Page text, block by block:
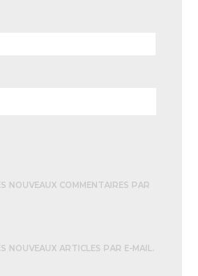
NOUVEAUX COMMENTAIRES PAR
NOUVEAUX ARTICLES PAR E-MAIL.